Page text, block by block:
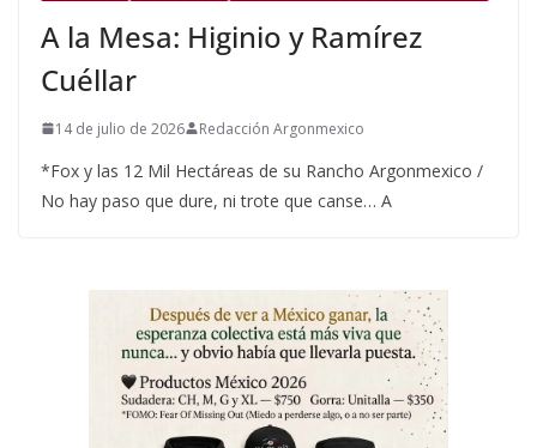
A la Mesa: Higinio y Ramírez
Cuéllar
14 de julio de 2026 Redacción Argonmexico
*Fox y las 12 Mil Hectáreas de su Rancho Argonmexico /
No hay paso que dure, ni trote que canse… A